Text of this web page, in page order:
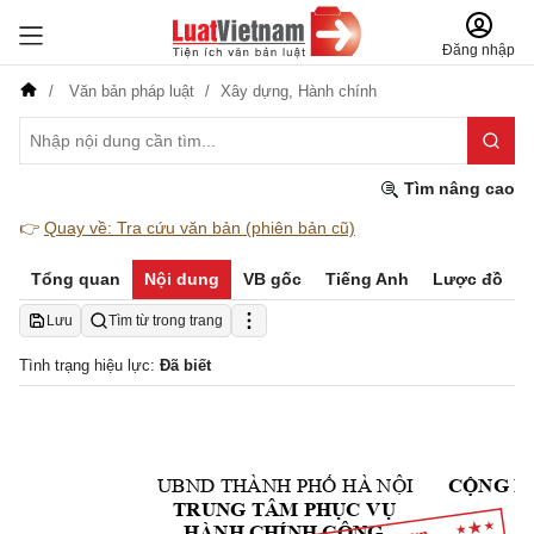
Đăng nhập
Văn bản pháp luật Xây dựng, Hành chính
Tìm nâng cao
👉 Quay về: Tra cứu văn bản (phiên bản cũ)
Tổng quan Nội dung VB gốc Tiếng Anh Lược đồ
Lưu Tìm từ trong trang
Tình trạng hiệu lực: Đã biết
UBND THÀNH PHỐ HÀ NỘI
TRUNG TÂM PHỤC VỤ
CỘNG